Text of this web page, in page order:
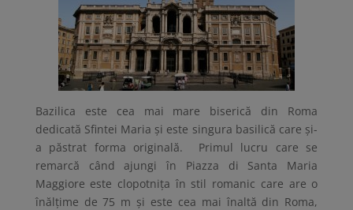
Bazilica este cea mai mare biserică din Roma
dedicată Sfintei Maria și este singura basilică care și-
a păstrat forma originală. Primul lucru care se
remarcă când ajungi în Piazza di Santa Maria
Maggiore este clopotniţa în stil romanic care are o
înălţime de 75 m şi este cea mai înaltă din Roma,